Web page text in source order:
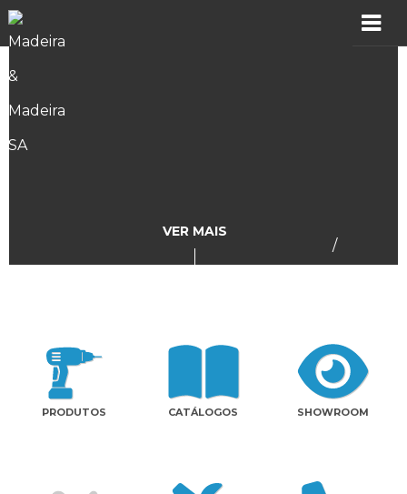
Assistência
Contactos
/
VER MAIS
PRODUTOS CATÁLOGOS SHOWROOM